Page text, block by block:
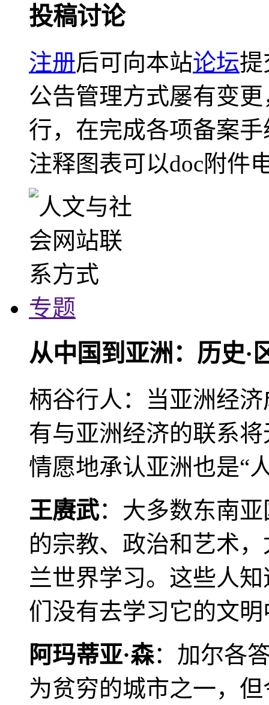
投稿讨论
注册后可向本站论坛提
公告管理方式屡有变
行，在完成各项备案
注释图表可以doc附件
专题
从中国到亚洲：历史·
柄谷行人：当亚洲经
有与亚洲经济的联系
情愿地承认亚洲也是“
王赓武：大多数东南
的宗教、政治和艺术
兰世界学习。这些人
们没有去学习它的文
阿玛蒂亚·森：加尔各
为贫穷的城市之一，